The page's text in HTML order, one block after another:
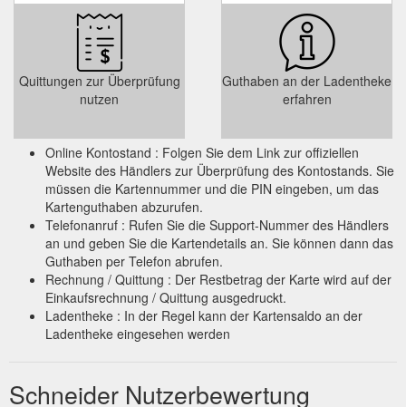
modern-ca.-b49-x-t19-x-h28-cm-2376606/
Quittungen zur Überprüfung
nutzen
Guthaben an der Ladentheke
erfahren
Online Kontostand : Folgen Sie dem Link zur offiziellen
Website des Händlers zur Überprüfung des Kontostands. Sie
müssen die Kartennummer und die PIN eingeben, um das
Kartenguthaben abzurufen.
Telefonanruf : Rufen Sie die Support-Nummer des Händlers
an und geben Sie die Kartendetails an. Sie können dann das
Guthaben per Telefon abrufen.
Rechnung / Quittung : Der Restbetrag der Karte wird auf der
Einkaufsrechnung / Quittung ausgedruckt.
Ladentheke : In der Regel kann der Kartensaldo an der
Ladentheke eingesehen werden
Schneider Nutzerbewertung